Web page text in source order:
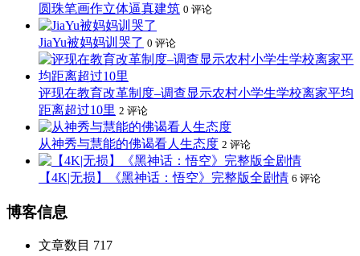
圆珠笔画作立体逼真建筑 0 评论
JiaYu被妈妈训哭了 0 评论
评现在教育改革制度–调查显示农村小学生学校离家平均
距离超过10里 2 评论
从神秀与慧能的佛谒看人生态度 2 评论
【4K|无损】《黑神话：悟空》完整版全剧情 6 评论
博客信息
文章数目 717